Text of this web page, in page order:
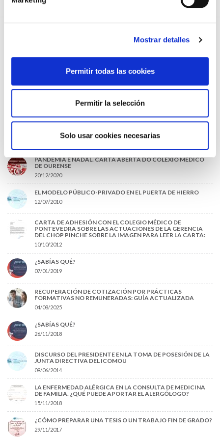
Mostrar detalles
Permitir todas las cookies
Permitir la selección
Solo usar cookies necesarias
09/07/2026
DISPONIBLE LA GRABACIÓN DE LA JORNADA «SALUD,
CERTIFICADO DE DEFUNCIÓN
PANDEMIA E NADAL. CARTA ABERTA DO COLEXIO MÉDICO
DE OURENSE
20/12/2020
EL MODELO PÚBLICO-PRIVADO EN EL PUERTA DE HIERRO
12/07/2010
CARTA DE ADHESIÓN CON EL COLEGIO MÉDICO DE
PONTEVEDRA SOBRE LAS ACTUACIONES DE LA GERENCIA
DEL CHOP PINCHE SOBRE LA IMAGEN PARA LEER LA CARTA:
10/10/2012
¿SABÍAS QUÉ?
07/01/2019
RECUPERACIÓN DE COTIZACIÓN POR PRÁCTICAS
FORMATIVAS NO REMUNERADAS: GUÍA ACTUALIZADA
04/08/2025
¿SABÍAS QUÉ?
26/11/2018
DISCURSO DEL PRESIDENTE EN LA TOMA DE POSESIÓN DE LA
JUNTA DIRECTIVA DEL ICOMOU
09/06/2014
LA ENFERMEDAD ALÉRGICA EN LA CONSULTA DE MEDICINA
DE FAMILIA. ¿QUÉ PUEDE APORTAR EL ALERGÓLOGO?
15/11/2018
¿CÓMO PREPARAR UNA TESIS O UN TRABAJO FIN DE GRADO?
29/11/2017